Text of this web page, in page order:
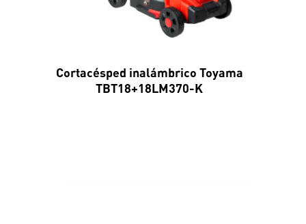
Cortacésped inalámbrico Toyama
TBT18+18LM370-K